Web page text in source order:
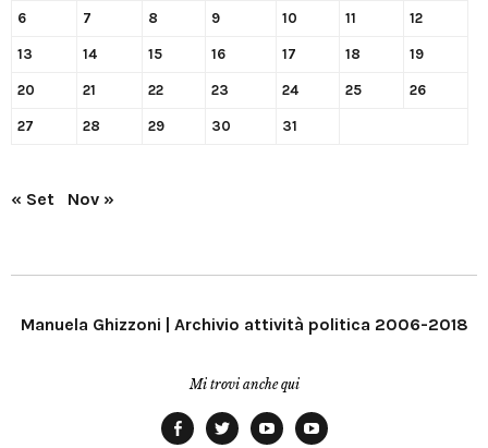
6 7 8 9 10 11 12
13 14 15 16 17 18 19
20 21 22 23 24 25 26
27 28 29 30 31
« Set Nov »
Manuela Ghizzoni | Archivio attività politica 2006-2018
Mi trovi anche qui